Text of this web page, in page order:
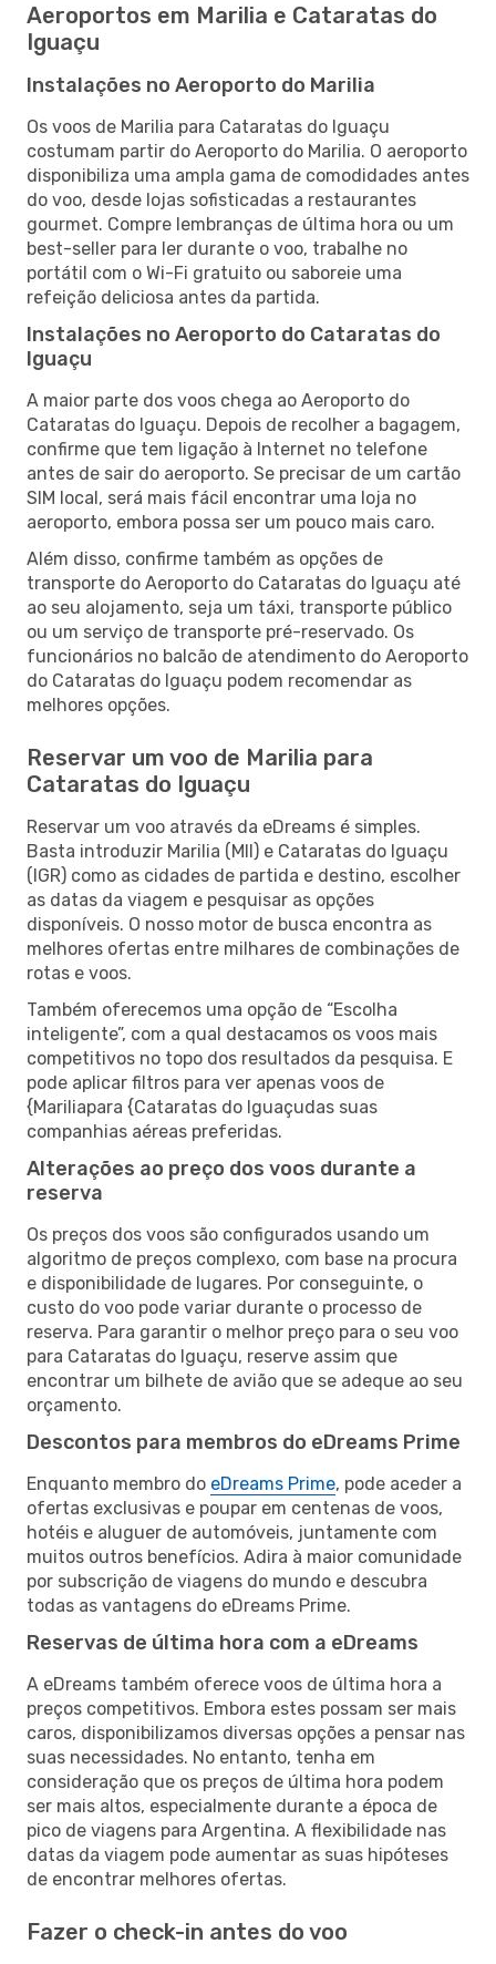
Aeroportos em Marilia e Cataratas do
Iguaçu
Instalações no Aeroporto do Marilia
Os voos de Marilia para Cataratas do Iguaçu
costumam partir do Aeroporto do Marilia. O aeroporto
disponibiliza uma ampla gama de comodidades antes
do voo, desde lojas sofisticadas a restaurantes
gourmet. Compre lembranças de última hora ou um
best-seller para ler durante o voo, trabalhe no
portátil com o Wi-Fi gratuito ou saboreie uma
refeição deliciosa antes da partida.
Instalações no Aeroporto do Cataratas do
Iguaçu
A maior parte dos voos chega ao Aeroporto do
Cataratas do Iguaçu. Depois de recolher a bagagem,
confirme que tem ligação à Internet no telefone
antes de sair do aeroporto. Se precisar de um cartão
SIM local, será mais fácil encontrar uma loja no
aeroporto, embora possa ser um pouco mais caro.
Além disso, confirme também as opções de
transporte do Aeroporto do Cataratas do Iguaçu até
ao seu alojamento, seja um táxi, transporte público
ou um serviço de transporte pré-reservado. Os
funcionários no balcão de atendimento do Aeroporto
do Cataratas do Iguaçu podem recomendar as
melhores opções.
Reservar um voo de Marilia para
Cataratas do Iguaçu
Reservar um voo através da eDreams é simples.
Basta introduzir Marilia (MII) e Cataratas do Iguaçu
(IGR) como as cidades de partida e destino, escolher
as datas da viagem e pesquisar as opções
disponíveis. O nosso motor de busca encontra as
melhores ofertas entre milhares de combinações de
rotas e voos.
Também oferecemos uma opção de “Escolha
inteligente”, com a qual destacamos os voos mais
competitivos no topo dos resultados da pesquisa. E
pode aplicar filtros para ver apenas voos de
{Mariliapara {Cataratas do Iguaçudas suas
companhias aéreas preferidas.
Alterações ao preço dos voos durante a
reserva
Os preços dos voos são configurados usando um
algoritmo de preços complexo, com base na procura
e disponibilidade de lugares. Por conseguinte, o
custo do voo pode variar durante o processo de
reserva. Para garantir o melhor preço para o seu voo
para Cataratas do Iguaçu, reserve assim que
encontrar um bilhete de avião que se adeque ao seu
orçamento.
Descontos para membros do eDreams Prime
Enquanto membro do eDreams Prime, pode aceder a
ofertas exclusivas e poupar em centenas de voos,
hotéis e aluguer de automóveis, juntamente com
muitos outros benefícios. Adira à maior comunidade
por subscrição de viagens do mundo e descubra
todas as vantagens do eDreams Prime.
Reservas de última hora com a eDreams
A eDreams também oferece voos de última hora a
preços competitivos. Embora estes possam ser mais
caros, disponibilizamos diversas opções a pensar nas
suas necessidades. No entanto, tenha em
consideração que os preços de última hora podem
ser mais altos, especialmente durante a época de
pico de viagens para Argentina. A flexibilidade nas
datas da viagem pode aumentar as suas hipóteses
de encontrar melhores ofertas.
Fazer o check-in antes do voo